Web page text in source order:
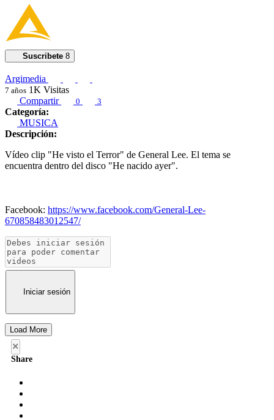
Suscribete 8
Argimedia
7 años 1K Visitas
Compartir
0 3
Categoría:
MUSICA
Descripción:
Ví­deo clip "He visto el Terror" de General Lee. El tema se
encuentra dentro del disco "He nacido ayer".
Facebook: https://www.facebook.com/General-Lee-
670858483012547/
Iniciar sesión
Load More
×
Share